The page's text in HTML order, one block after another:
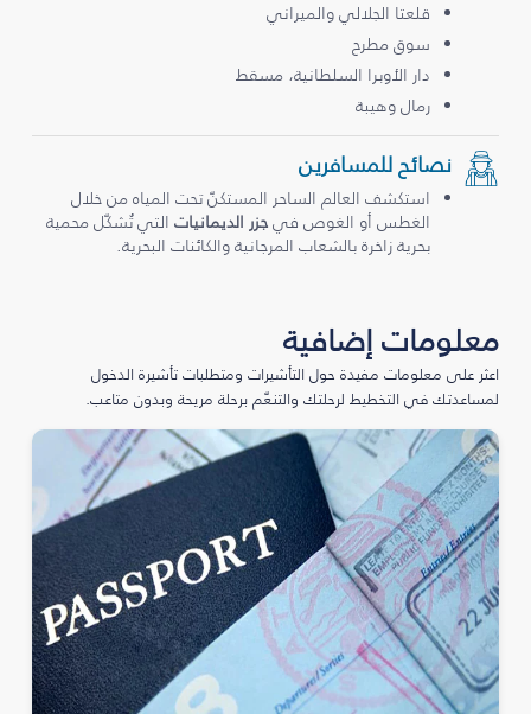
قلعتا الجلالي والميراني
سوق مطرح
دار الأوبرا السلطانية، مسقط
رمال وهيبة
نصائح للمسافرين
استكشف العالم الساحر المستكنّ تحت المياه من خلال
الغطس أو الغوص فيجزر الديمانياتالتي تُشكّل محمية
بحرية زاخرة بالشعاب المرجانية والكائنات البحرية.
معلومات إضافية
اعثر على معلومات مفيدة حول التأشيرات ومتطلبات تأشيرة الدخول
لمساعدتك في التخطيط لرحلتك والتنعّم برحلة مريحة وبدون متاعب.